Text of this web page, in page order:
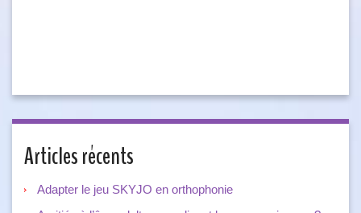
Articles récents
Adapter le jeu SKYJO en orthophonie